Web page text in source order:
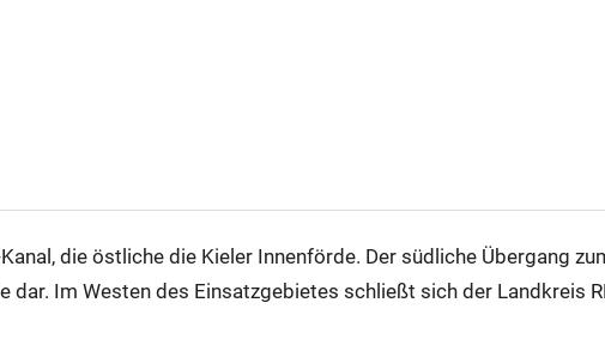
die östliche die Kieler Innenförde. Der südliche Übergang
Im Westen des Einsatzgebietes schließt sich der Landkreis